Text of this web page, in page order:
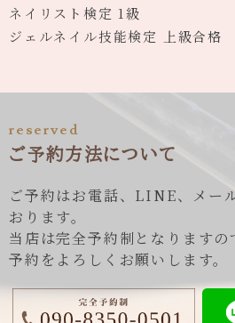
ネイリスト検定 1級
ジェルネイル技能検定 上級合格
reserved
ご予約方法について
ご予約はお電話、LINE、メー
おります。
当店は完全予約制となります
予約をよろしくお願いします。